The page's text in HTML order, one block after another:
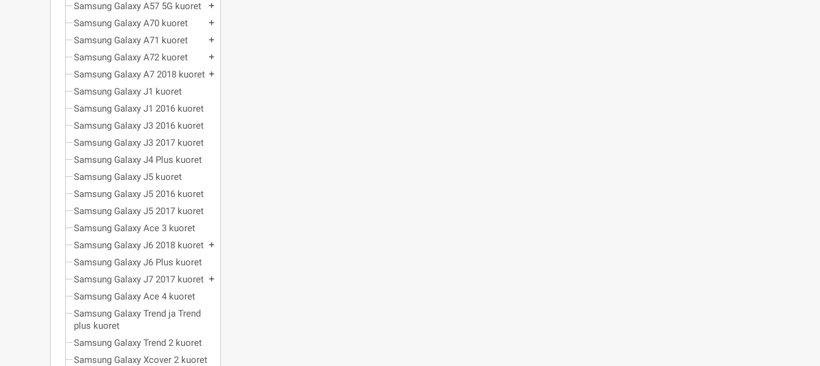
Samsung Galaxy A57 5G kuoret add
Samsung Galaxy A70 kuoret add
Samsung Galaxy A71 kuoret add
Samsung Galaxy A72 kuoret add
Samsung Galaxy A7 2018 kuoret add
Samsung Galaxy J1 kuoret
Samsung Galaxy J1 2016 kuoret
Samsung Galaxy J3 2016 kuoret
Samsung Galaxy J3 2017 kuoret
Samsung Galaxy J4 Plus kuoret
Samsung Galaxy J5 kuoret
Samsung Galaxy J5 2016 kuoret
Samsung Galaxy J5 2017 kuoret
Samsung Galaxy Ace 3 kuoret
Samsung Galaxy J6 2018 kuoret
add
Samsung Galaxy J6 Plus kuoret
Samsung Galaxy J7 2017 kuoret
add
Samsung Galaxy Ace 4 kuoret
Samsung Galaxy Trend ja Trend
plus kuoret
Samsung Galaxy Trend 2 kuoret
Samsung Galaxy Xcover 2 kuoret